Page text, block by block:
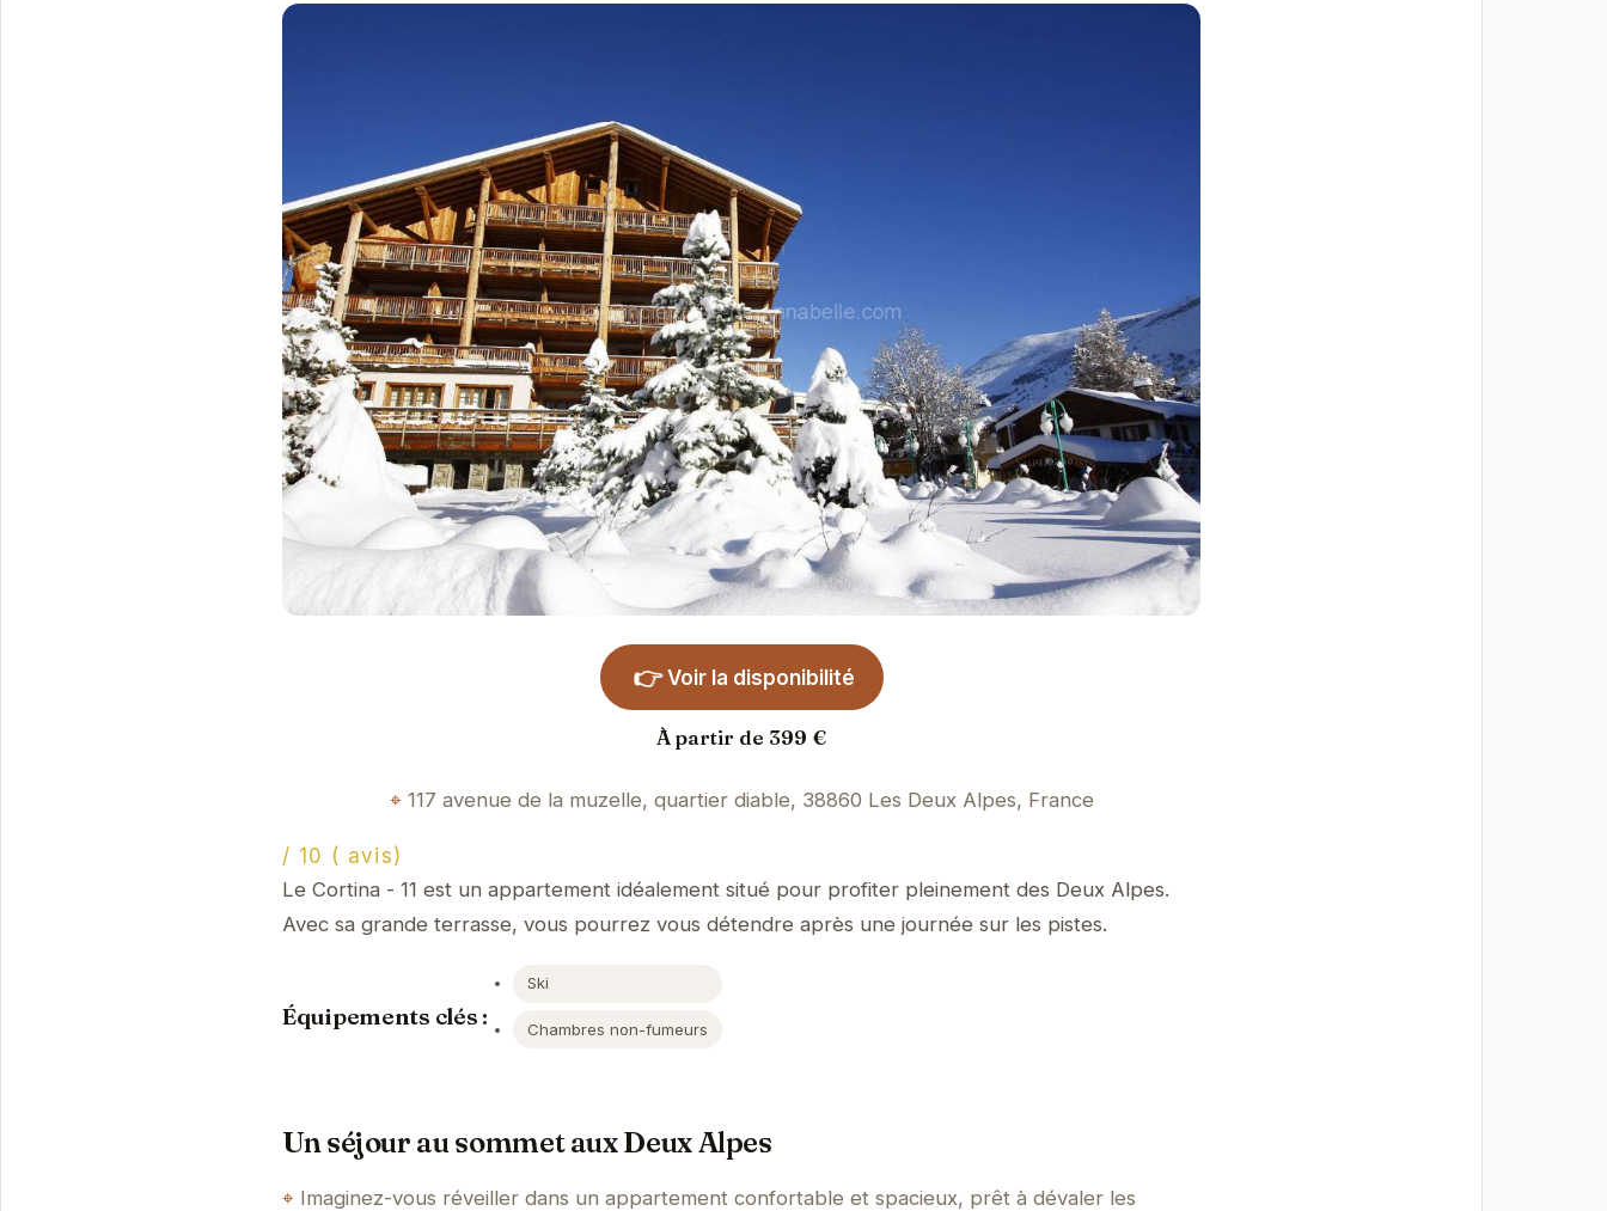
👉 Voir la disponibilité
À partir de 399 €
117 avenue de la muzelle, quartier diable, 38860 Les Deux Alpes, France
/ 10 ( avis)
Le Cortina - 11 est un appartement idéalement situé pour profiter pleinement des Deux Alpes.
Avec sa grande terrasse, vous pourrez vous détendre après une journée sur les pistes.
Équipements clés :
Ski
Chambres non-fumeurs
Un séjour au sommet aux Deux Alpes
Imaginez-vous réveiller dans un appartement confortable et spacieux, prêt à dévaler les